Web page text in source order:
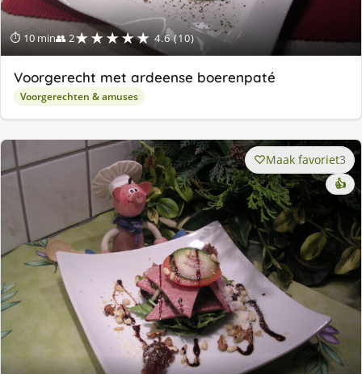
⏱ 10 min👥 2★★★★★ 4.6 (10)
Voorgerecht met ardeense boerenpaté
Voorgerechten & amuses
Maak favoriet3
👍